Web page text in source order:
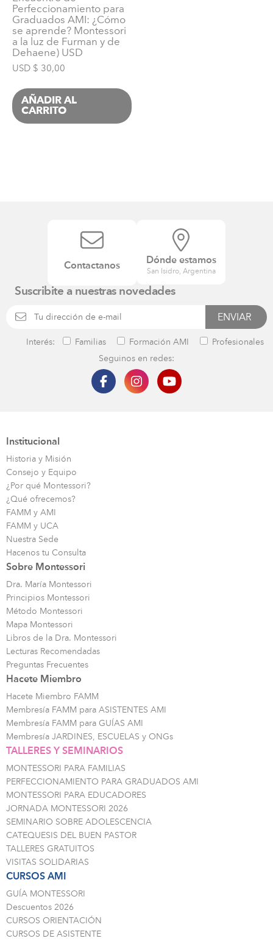
Perfeccionamiento para
Graduados AMI: ¿Cómo
se aprende? Montessori
a la luz de Furman y de
Dehaene) USD
USD $ 30,00
AÑADIR AL
CARRITO
Contactanos
Dónde estamos
San Isidro, Argentina
Suscribite a nuestras novedades
Interés: Familias Formación AMI
Profesionales
Seguinos en redes:
Institucional
Historia y Misión
Consejo y Equipo
¿Por qué Montessori?
¿Qué ofrecemos?
FAMM y AMI
FAMM y UCA
Nuestra Sede
Hacenos tu Consulta
Sobre Montessori
Dra. María Montessori
Principios Montessori
Método Montessori
Mapa Montessori
Libros de la Dra. Montessori
Lecturas Recomendadas
Preguntas Frecuentes
Hacete Miembro
Hacete Miembro FAMM
Membresía FAMM para ASISTENTES AMI
Membresía FAMM para GUÍAS AMI
Membresía JARDINES, ESCUELAS y ONGs
TALLERES Y SEMINARIOS
MONTESSORI PARA FAMILIAS
PERFECCIONAMIENTO PARA GRADUADOS AMI
MONTESSORI PARA EDUCADORES
JORNADA MONTESSORI 2026
SEMINARIO SOBRE ADOLESCENCIA
CATEQUESIS DEL BUEN PASTOR
TALLERES GRATUITOS
VISITAS SOLIDARIAS
CURSOS AMI
GUÍA MONTESSORI
Descuentos 2026
CURSOS ORIENTACIÓN
CURSOS DE ASISTENTE